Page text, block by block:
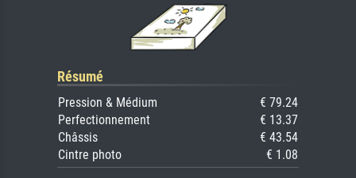
Résumé
Pression & Médium
€ 79.24
Perfectionnement
€ 13.37
Châssis
€ 43.54
Cintre photo
€ 1.08